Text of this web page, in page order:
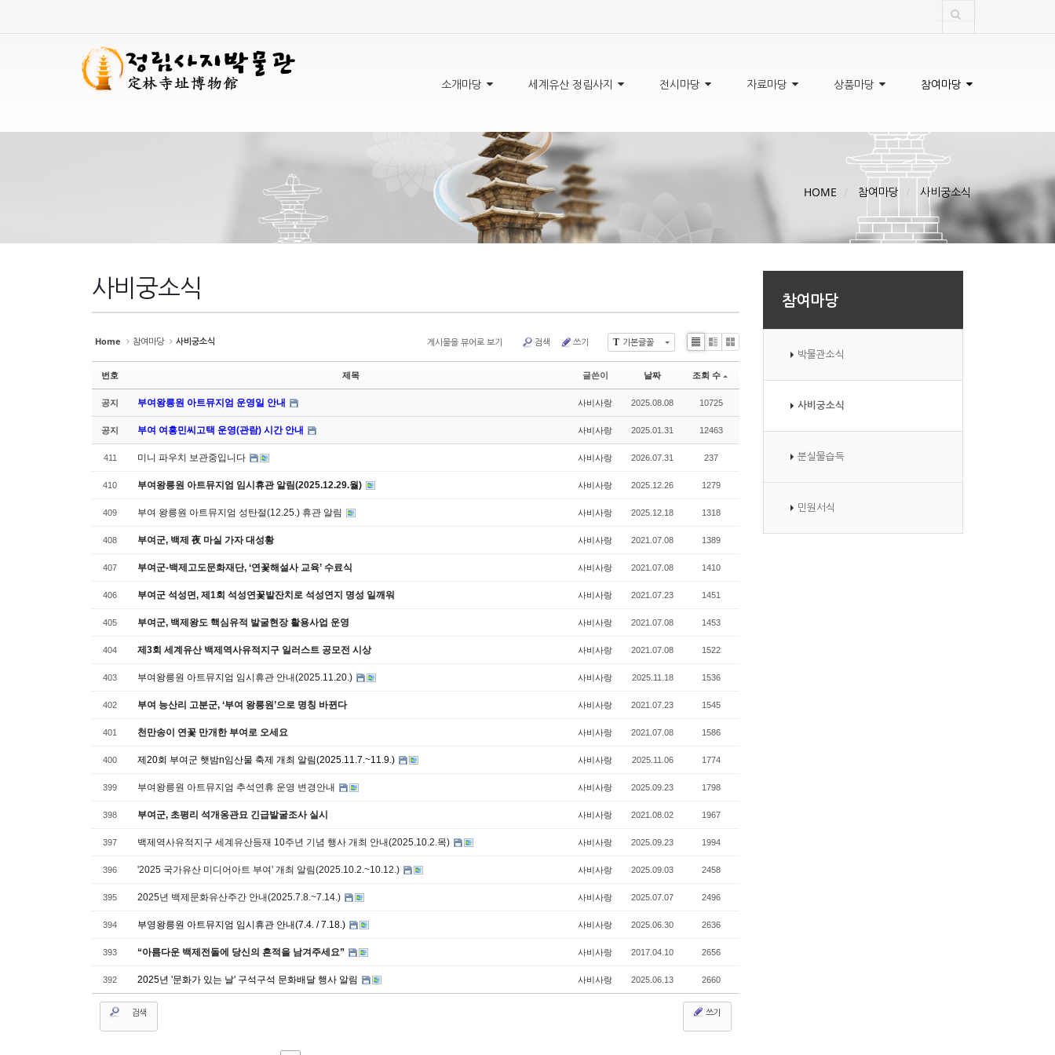
소개마당 세계유산 정림사지 전시마당 자료마당 상품마당 참여마당
HOME 참여마당 사비궁소식
사비궁소식
Home 참여마당 사비궁소식 T 기본글꼴
게시물을 뷰어로 보기 검색 쓰기
Li
st
Zi
n
e
G
al
le
번호 제목 글쓴이 날짜 조회 수
공지 부여왕릉원 아트뮤지엄 운영일 안내 사비사랑 2025.08.08 10725
공지 부여 여흥민씨고택 운영(관람) 시간 안내 사비사랑 2025.01.31 12463
411 미니 파우치 보관중입니다 사비사랑 2026.07.31 237
410 부여왕릉원 아트뮤지엄 임시휴관 알림(2025.12.29.월) 사비사랑 2025.12.26 1279
409 부여 왕릉원 아트뮤지엄 성탄절(12.25.) 휴관 알림 사비사랑 2025.12.18 1318
408 부여군, 백제 夜 마실 가자 대성황 사비사랑 2021.07.08 1389
407 부여군-백제고도문화재단, ‘연꽃해설사 교육’ 수료식 사비사랑 2021.07.08 1410
406 부여군 석성면, 제1회 석성연꽃밭잔치로 석성연지 명성 일깨워 사비사랑 2021.07.23 1451
405 부여군, 백제왕도 핵심유적 발굴현장 활용사업 운영 사비사랑 2021.07.08 1453
404 제3회 세계유산 백제역사유적지구 일러스트 공모전 시상 사비사랑 2021.07.08 1522
403 부여왕릉원 아트뮤지엄 임시휴관 안내(2025.11.20.) 사비사랑 2025.11.18 1536
402 부여 능산리 고분군, ‘부여 왕릉원’으로 명칭 바뀐다 사비사랑 2021.07.23 1545
401 천만송이 연꽃 만개한 부여로 오세요 사비사랑 2021.07.08 1586
400 제20회 부여군 햇밤n임산물 축제 개최 알림(2025.11.7.~11.9.) 사비사랑 2025.11.06 1774
399 부여왕릉원 아트뮤지엄 추석연휴 운영 변경안내 사비사랑 2025.09.23 1798
398 부여군, 초평리 석개옹관묘 긴급발굴조사 실시 사비사랑 2021.08.02 1967
397 백제역사유적지구 세계유산등재 10주년 기념 행사 개최 안내(2025.10.2.목) 사비사랑 2025.09.23 1994
396 '2025 국가유산 미디어아트 부여' 개최 알림(2025.10.2.~10.12.) 사비사랑 2025.09.03 2458
395 2025년 백제문화유산주간 안내(2025.7.8.~7.14.) 사비사랑 2025.07.07 2496
394 부영왕릉원 아트뮤지엄 임시휴관 안내(7.4. / 7.18.) 사비사랑 2025.06.30 2636
393 “아름다운 백제전돌에 당신의 흔적을 남겨주세요” 사비사랑 2017.04.10 2656
392 2025년 '문화가 있는 날' 구석구석 문화배달 행사 알림 사비사랑 2025.06.13 2660
검색 쓰기
참여마당
박물관소식
사비궁소식
분실물습득
민원서식
스케치북5
Sketchbook5,
스케치북5
스케치북5
Sketchbook5,
스케치북5